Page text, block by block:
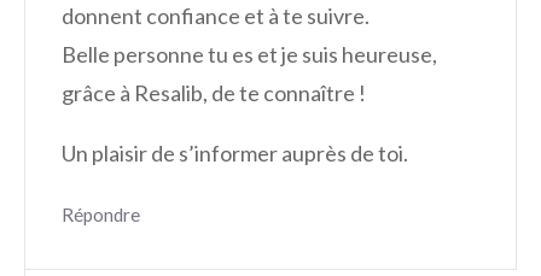
donnent confiance et à te suivre.
Belle personne tu es et je suis heureuse,
grâce à Resalib, de te connaître !
Un plaisir de s’informer auprès de toi.
Répondre